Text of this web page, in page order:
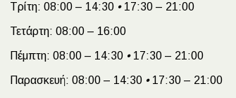
Τρίτη: 08:00 – 14:30 •17:30 – 21:00
Τετάρτη: 08:00 – 16:00
Πέμπτη: 08:00 – 14:30 •17:30 – 21:00
Παρασκευή: 08:00 – 14:30 •17:30 – 21:00